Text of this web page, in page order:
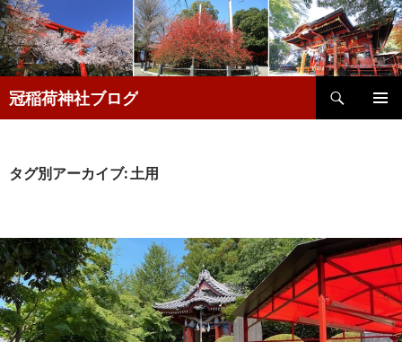
冠稲荷神社ブログ
索
ン
動
タグ別アーカイブ: 土用